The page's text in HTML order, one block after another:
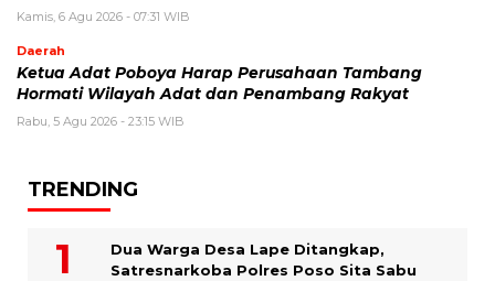
Kamis, 6 Agu 2026 - 07:31 WIB
Daerah
Ketua Adat Poboya Harap Perusahaan Tambang
Hormati Wilayah Adat dan Penambang Rakyat
Rabu, 5 Agu 2026 - 23:15 WIB
TRENDING
Dua Warga Desa Lape Ditangkap,
Satresnarkoba Polres Poso Sita Sabu